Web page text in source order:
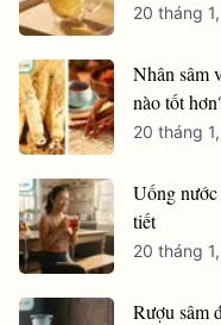
20 tháng
Nhân sâm
nào tốt
20 tháng
Uống nước
tiết
20 tháng
Rượu sâm